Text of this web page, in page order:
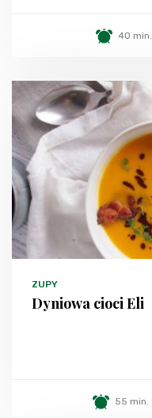
40 min.
ZUPY
Dyniowa cioci Eli
55 min.